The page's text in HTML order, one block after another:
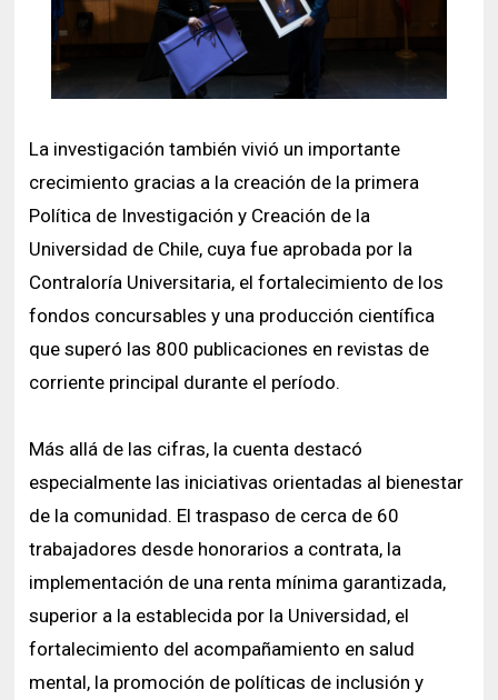
La investigación también vivió un importante
crecimiento gracias a la creación de la primera
Política de Investigación y Creación de la
Universidad de Chile, cuya fue aprobada por la
Contraloría Universitaria, el fortalecimiento de los
fondos concursables y una producción científica
que superó las 800 publicaciones en revistas de
corriente principal durante el período.
Más allá de las cifras, la cuenta destacó
especialmente las iniciativas orientadas al bienestar
de la comunidad. El traspaso de cerca de 60
trabajadores desde honorarios a contrata, la
implementación de una renta mínima garantizada,
superior a la establecida por la Universidad, el
fortalecimiento del acompañamiento en salud
mental, la promoción de políticas de inclusión y